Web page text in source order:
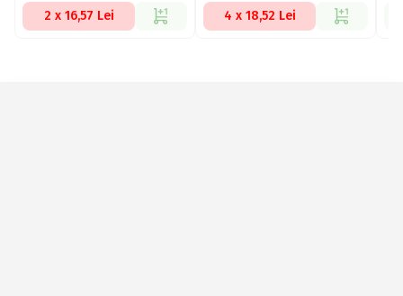
2 x 16,57 Lei 4 x 18,52 Lei